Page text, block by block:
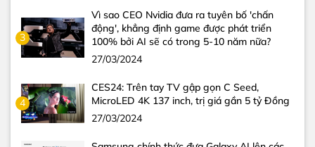
3
Vì sao CEO Nvidia đưa ra tuyên bố 'chấn
động', khẳng định game được phát triển
100% bởi AI sẽ có trong 5-10 năm nữa?
27/03/2024
4
CES24: Trên tay TV gập gọn C Seed,
MicroLED 4K 137 inch, trị giá gần 5 tỷ Đồng
27/03/2024